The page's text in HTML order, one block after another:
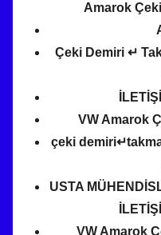
Amarok
Çeki Demiri ↵
VW Amarok
çeki
USTA
VW Amarok